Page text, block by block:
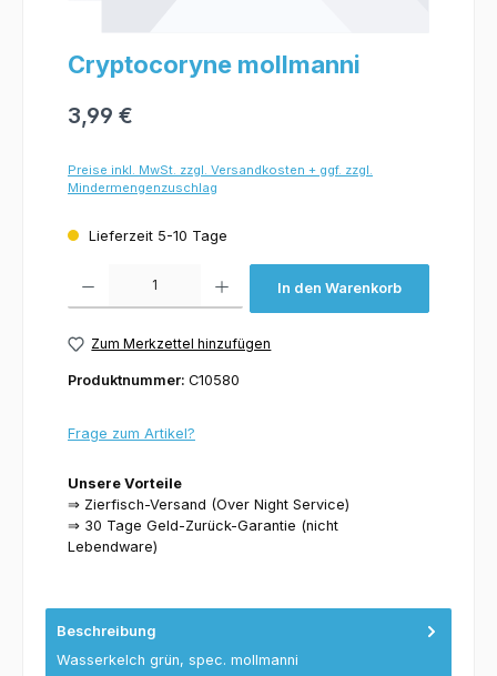
Cryptocoryne mollmanni
3,99 €
Preise inkl. MwSt. zzgl. Versandkosten + ggf. zzgl.
Mindermengenzuschlag
Lieferzeit 5-10 Tage
In den Warenkorb
Zum Merkzettel hinzufügen
Produktnummer: C10580
Frage zum Artikel?
Unsere Vorteile
⇒ Zierfisch-Versand (Over Night Service)
⇒ 30 Tage Geld-Zurück-Garantie (nicht
Lebendware)
Beschreibung
Wasserkelch grün, spec. mollmanni